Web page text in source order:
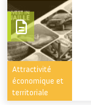
Attractivité
économique et
territoriale